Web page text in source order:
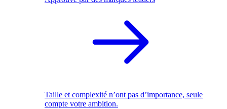
Taille et complexité n’ont pas d’importance, seule
compte votre ambition.